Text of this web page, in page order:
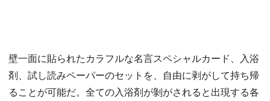
壁一面に貼られたカラフルな名言スペシャルカード、入浴
剤、試し読みペーパーのセットを、自由に剥がして持ち帰
ることが可能だ。全ての入浴剤が剝がされると出現する各